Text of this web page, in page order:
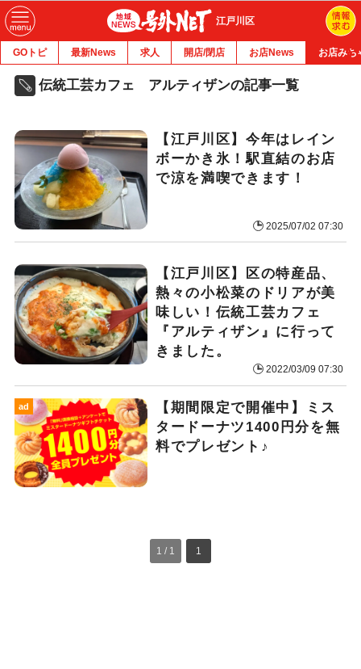
江戸川区
GOトピ 最新News 求人 開店/閉店 お店News お店みち
伝統工芸カフェ アルティザンの記事一覧
【江戸川区】今年はレイン
ボーかき氷！駅直結のお店
で涼を満喫できます！
2025/07/02 07:30
【江戸川区】区の特産品、
熱々の小松菜のドリアが美
味しい！伝統工芸カフェ
『アルティザン』に行って
きました。
2022/03/09 07:30
ad
【期間限定で開催中】ミス
タードーナツ1400円分を無
料でプレゼント♪
1 / 1 1